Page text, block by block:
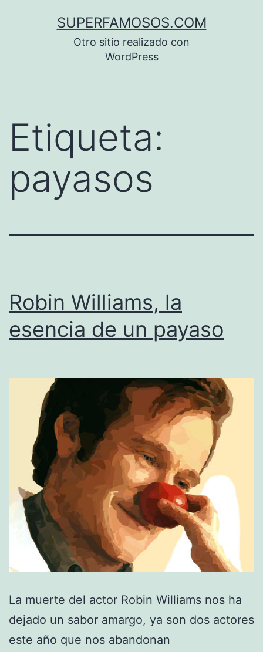
SUPERFAMOSOS.COM
Otro sitio realizado con
WordPress
Etiqueta:
payasos
Robin Williams, la
esencia de un payaso
La muerte del actor Robin Williams nos ha
dejado un sabor amargo, ya son dos actores
este año que nos abandonan